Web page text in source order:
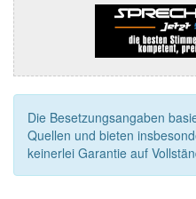
Die Besetzungsangaben
Quellen und bieten
keinerlei Garantie auf